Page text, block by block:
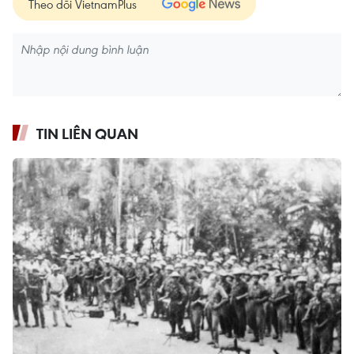
Theo dõi VietnamPlus
TIN LIÊN QUAN